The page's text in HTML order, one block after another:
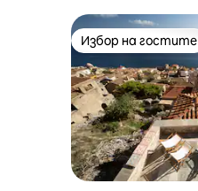
Избор на гостите
Избор на гостите